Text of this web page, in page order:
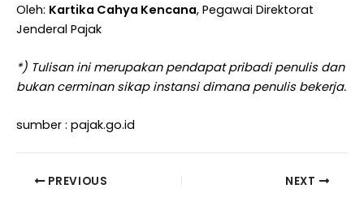
Oleh: Kartika Cahya Kencana, Pegawai Direktorat
Jenderal Pajak
*) Tulisan ini merupakan pendapat pribadi penulis dan
bukan cerminan sikap instansi dimana penulis bekerja.
sumber : pajak.go.id
PREVIOUS NEXT